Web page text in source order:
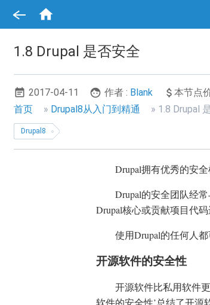

1.8 Drupal 是否安全
2017-04-11 作者 : Blank 本节点
面
包
屑
首页 Drupal8从入门到精通 1.8 Drupal
Drupal8
Drupal拥有优秀的安
Drupal的安全团队经
Drupal核心或贡献项目代
使用Drupal的任何人
开源软件的安全性
开源软件比私用软件